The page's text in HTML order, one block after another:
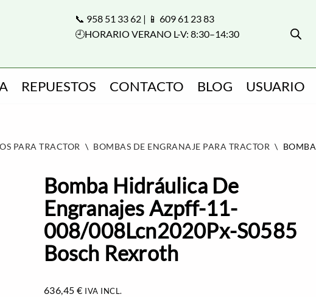
📞 958 51 33 62 | 📱 609 61 23 83
🕘HORARIO VERANO L-V: 8:30–14:30
REPUESTOS CONTACTO BLOG USUARIO
PARA TRACTOR \ BOMBAS DE ENGRANAJE PARA TRACTOR \
Bomba Hidráulica De
Engranajes Azpff-11-
008/008Lcn2020Px-S0585
Bosch Rexroth
636,45€ IVA INCL.